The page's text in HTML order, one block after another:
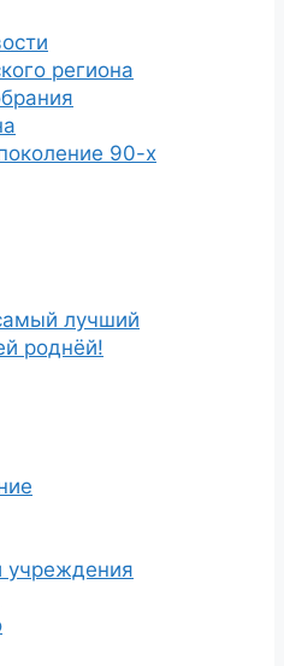
региона
90-х
лучший
роднёй!
учреждения